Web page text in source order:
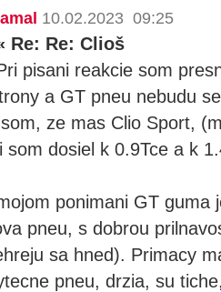
10.02.2023 09:25
Re: Re: Clioš
pisani reakcie som
a GT pneu nebudu
ze mas Clio Sport,
som dosiel k 0.9Tce a k
ponimani GT guma
pneu, s dobrou
sa hned). Primacy
pneu, drzia, su